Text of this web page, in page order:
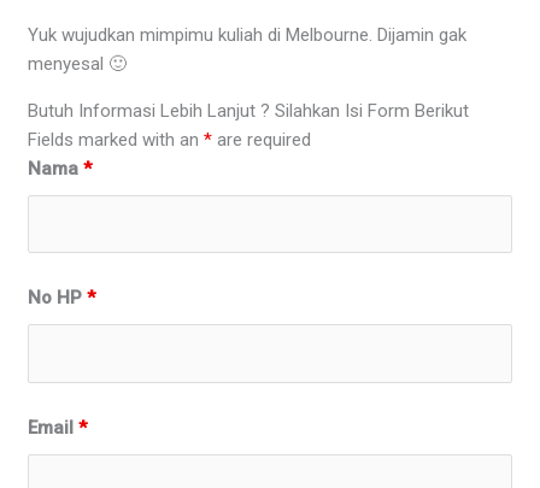
Yuk wujudkan mimpimu kuliah di Melbourne. Dijamin gak
menyesal 🙂
Butuh Informasi Lebih Lanjut ? Silahkan Isi Form Berikut
Fields marked with an* are required
Nama*
No HP*
Email*